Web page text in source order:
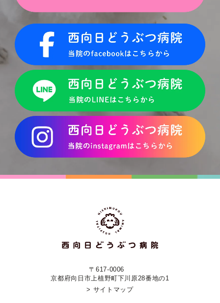
〒617-0006
京都府向日市上植野町下川原28番地の1
> サイトマップ